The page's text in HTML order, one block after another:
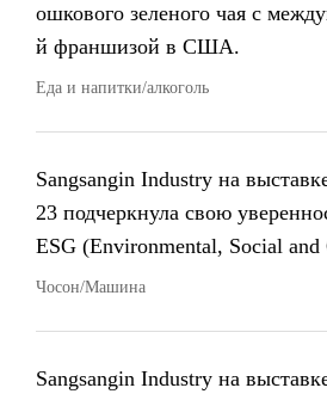
ошкового зеленого чая с
й франшизой в США.
Еда и напитки/алкоголь
Sangsangin Industry на
23 подчеркнула свою
ESG (Environmental, Social and
Чосон/Машина
Sangsangin Industry на